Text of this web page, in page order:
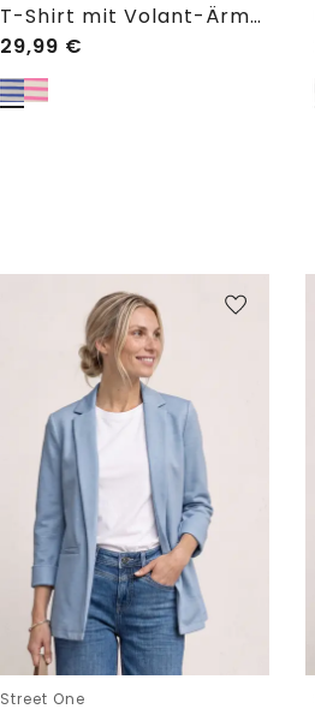
T-Shirt mit Volant-Ärmeln und Print
29,99 €
Street One